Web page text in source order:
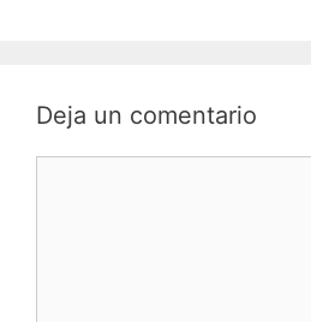
Deja un comentario